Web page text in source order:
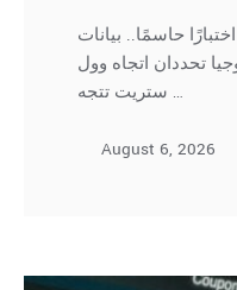
حاسمًا.. بيانات
تحددان اتجاه وول
ستريت تتجه …
August 6, 2026